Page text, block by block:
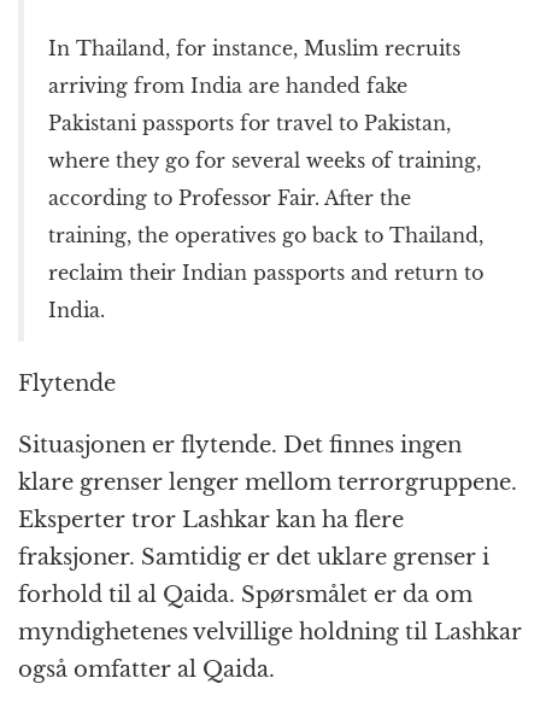
In Thailand, for instance, Muslim recruits
arriving from India are handed fake
Pakistani passports for travel to Pakistan,
where they go for several weeks of training,
according to Professor Fair. After the
training, the operatives go back to Thailand,
reclaim their Indian passports and return to
India.
Flytende
Situasjonen er flytende. Det finnes ingen
klare grenser lenger mellom terrorgruppene.
Eksperter tror Lashkar kan ha flere
fraksjoner. Samtidig er det uklare grenser i
forhold til al Qaida. Spørsmålet er da om
myndighetenes velvillige holdning til Lashkar
også omfatter al Qaida.